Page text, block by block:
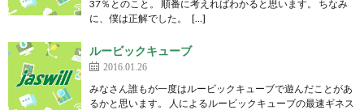
37％とのこと。 順番に考えればわかると思います。 ちなみ
に、僕は正解でした。 […]
ルービックキューブ
2016.01.26
みなさん誰もが一度はルービックキューブで遊んだことがあ
るかと思います。 人によるルービックキューブの最速ギネス